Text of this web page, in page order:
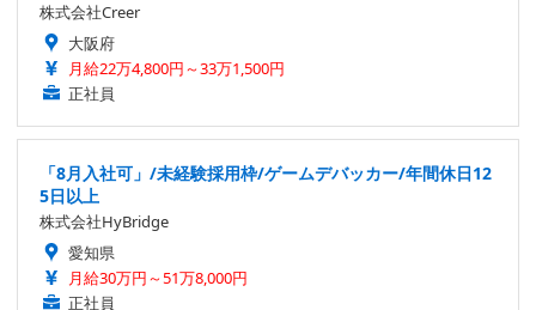
株式会社Creer
大阪府
月給22万4,800円～33万1,500円
正社員
「8月入社可」/未経験採用枠/ゲームデバッカー/年間休日12
5日以上
株式会社HyBridge
愛知県
月給30万円～51万8,000円
正社員